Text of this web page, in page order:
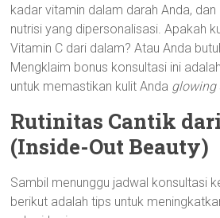
kadar vitamin dalam darah Anda,
nutrisi yang dipersonalisasi. Apakah
Vitamin C dari dalam? Atau Anda
Mengklaim bonus konsultasi ini
untuk memastikan kulit Anda glowing
Rutinitas Cantik
(Inside-Out Beauty)
Sambil menunggu jadwal konsultasi
berikut adalah tips untuk